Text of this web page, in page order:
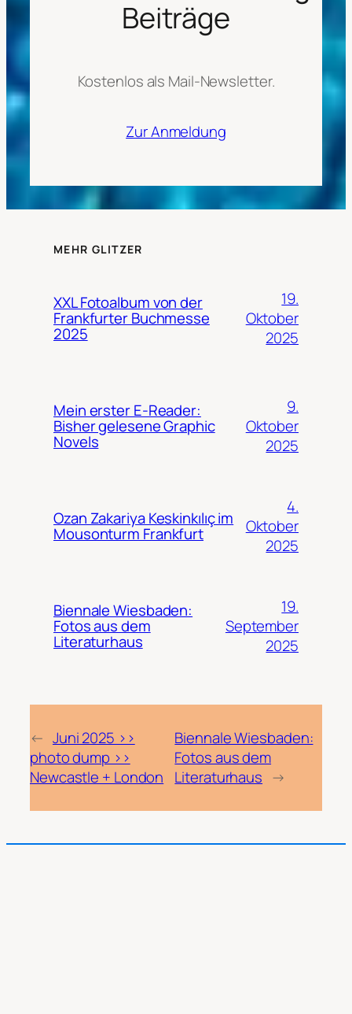
Beiträge
Kostenlos als Mail-Newsletter.
Zur Anmeldung
MEHR GLITZER
XXL Fotoalbum von der
Frankfurter Buchmesse
2025
19.
Oktober
2025
Mein erster E-Reader:
Bisher gelesene Graphic
Novels
9.
Oktober
2025
Ozan Zakariya Keskinkılıç im
Mousonturm Frankfurt
4.
Oktober
2025
Biennale Wiesbaden:
Fotos aus dem
Literaturhaus
19.
September
2025
← Juni 2025 >>
photo dump >>
Newcastle + London
Biennale Wiesbaden:
Fotos aus dem
Literaturhaus →